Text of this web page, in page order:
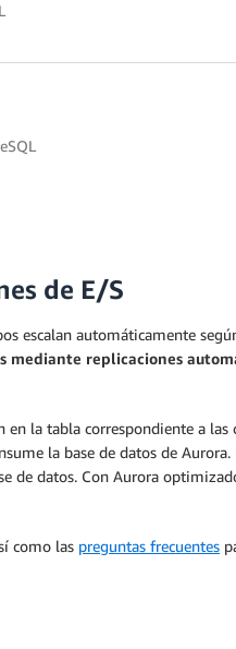
configuración Aurora estándar
por segundo
ajusta la capacidad de la
miles de transacciones por
Database. Aurora sin servidor
2 GiB de memoria
configuración Aurora estándar o
de E/S
escalan automáticamente
replicaciones
la tabla correspondiente a
la base de datos de
datos. Con Aurora
como las preguntas frecuentes